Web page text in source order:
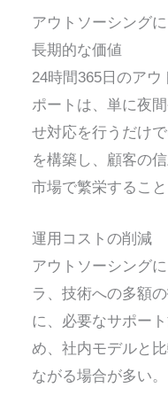
アウトソーシング
長期的な価値
24時間365日のア
ポートは、単に夜
せ対応を行うだけ
を構築し、顧客の
市場で繁栄するこ
運用コストの削減
アウトソーシング
ラ、技術への多額
に、必要なサポー
め、社内モデルと
ながる場合が多い。